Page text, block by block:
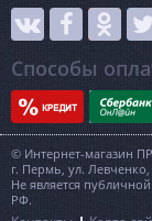
Способы
© Интернет-магазин
г. Пермь, ул. Левченко,
Не является
РФ.